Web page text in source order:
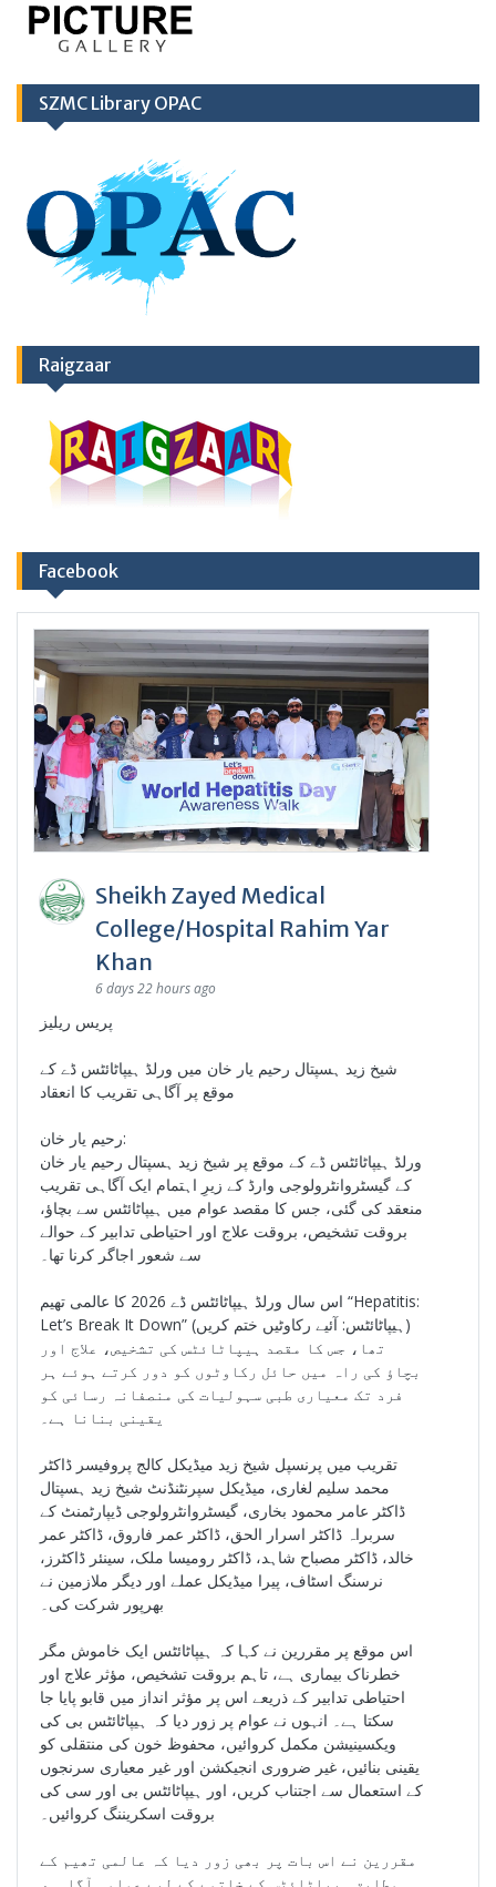
SZMC Library OPAC
Raigzaar
Facebook
Sheikh Zayed Medical
College/Hospital Rahim Yar
Khan
6 days 22 hours ago
پریس ریلیز
شیخ زید ہسپتال رحیم یار خان میں ورلڈ ہیپاٹائٹس ڈے کے
موقع پر آگاہی تقریب کا انعقاد
رحیم یار خان:
ورلڈ ہیپاٹائٹس ڈے کے موقع پر شیخ زید ہسپتال رحیم یار خان
کے گیسٹروانٹرولوجی وارڈ کے زیرِ اہتمام ایک آگاہی تقریب
منعقد کی گئی، جس کا مقصد عوام میں ہیپاٹائٹس سے بچاؤ،
بروقت تشخیص، بروقت علاج اور احتیاطی تدابیر کے حوالے
سے شعور اجاگر کرنا تھا۔
اس سال ورلڈ ہیپاٹائٹس ڈے 2026 کا عالمی تھیم “Hepatitis:
Let’s Break It Down” (ہیپاٹائٹس: آئیے رکاوٹیں ختم کریں)
تھا، جس کا مقصد ہیپاٹائٹس کی تشخیص، علاج اور
بچاؤ کی راہ میں حائل رکاوٹوں کو دور کرتے ہوئے ہر
فرد تک معیاری طبی سہولیات کی منصفانہ رسائی کو
یقینی بنانا ہے۔
تقریب میں پرنسپل شیخ زید میڈیکل کالج پروفیسر ڈاکٹر
محمد سلیم لغاری، میڈیکل سپرنٹنڈنٹ شیخ زید ہسپتال
ڈاکٹر عامر محمود بخاری، گیسٹروانٹرولوجی ڈیپارٹمنٹ کے
سربراہ ڈاکٹر اسرار الحق، ڈاکٹر عمر فاروق، ڈاکٹر عمر
خالد، ڈاکٹر مصباح شاہد، ڈاکٹر رومیسا ملک، سینئر ڈاکٹرز،
نرسنگ اسٹاف، پیرا میڈیکل عملے اور دیگر ملازمین نے
بھرپور شرکت کی۔
اس موقع پر مقررین نے کہا کہ ہیپاٹائٹس ایک خاموش مگر
خطرناک بیماری ہے، تاہم بروقت تشخیص، مؤثر علاج اور
احتیاطی تدابیر کے ذریعے اس پر مؤثر انداز میں قابو پایا جا
سکتا ہے۔ انہوں نے عوام پر زور دیا کہ ہیپاٹائٹس بی کی
ویکسینیشن مکمل کروائیں، محفوظ خون کی منتقلی کو
یقینی بنائیں، غیر ضروری انجیکشن اور غیر معیاری سرنجوں
کے استعمال سے اجتناب کریں، اور ہیپاٹائٹس بی اور سی کی
بروقت اسکریننگ کروائیں۔
مقررین نے اس بات پر بھی زور دیا کہ عالمی تھیم کے